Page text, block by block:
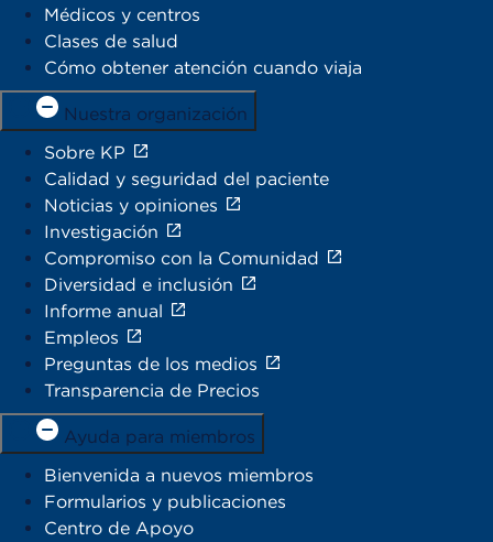
Médicos y centros
Clases de salud
Cómo obtener atención cuando viaja
Nuestra organización
Sobre KP
Calidad y seguridad del paciente
Noticias y opiniones
Investigación
Compromiso con la Comunidad
Diversidad e inclusión
Informe anual
Empleos
Preguntas de los medios
Transparencia de Precios
Ayuda para miembros
Bienvenida a nuevos miembros
Formularios y publicaciones
Centro de Apoyo